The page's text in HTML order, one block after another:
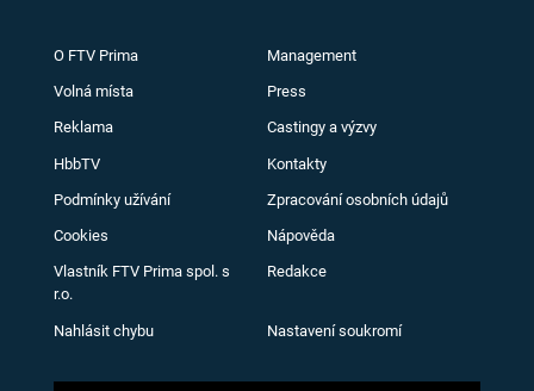
O FTV Prima Management
Volná místa Press
Reklama Castingy a výzvy
HbbTV Kontakty
Podmínky užívání Zpracování osobních údajů
Cookies Nápověda
Vlastník FTV Prima spol. s
r.o.
Redakce
Nahlásit chybu Nastavení soukromí